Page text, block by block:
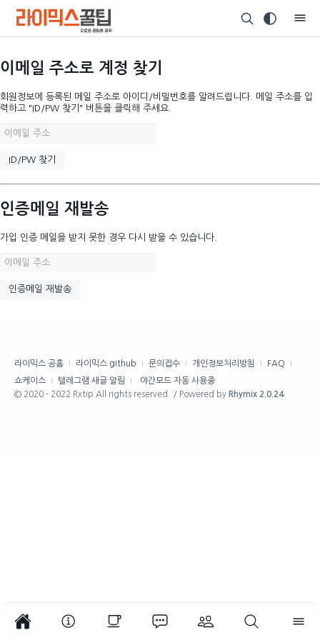
이메일 주소로 계정 찾기
회원정보에 등록된 메일 주소로 아이디/비밀번호를 알려드립니다. 메일 주소를 입
력하고 "ID/PW 찾기" 버튼을 클릭해 주세요.
인증메일 재발송
가입 인증 메일을 받지 못한 경우 다시 받을 수 있습니다.
라이믹스 공홈 라이믹스 github 문의접수 개인정보처리방침
FAQ
쇼케이스
텔레그램 새글 알림
야간모드 자동 사용중
© 2020 - 2022 Rxtip All rights reserved. / Powered by Rhymix 2.0.24